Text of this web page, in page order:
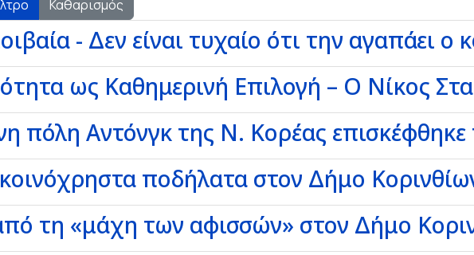
Καθαρισμός
- Δεν είναι τυχαίο ότι την αγαπάει ο
ως Καθημερινή Επιλογή – Ο Νίκος
πόλη Αντόνγκ της Ν. Κορέας επισκέφθηκε
ποδήλατα στον Δήμο
τη «μάχη των αφισσών» στον Δήμο